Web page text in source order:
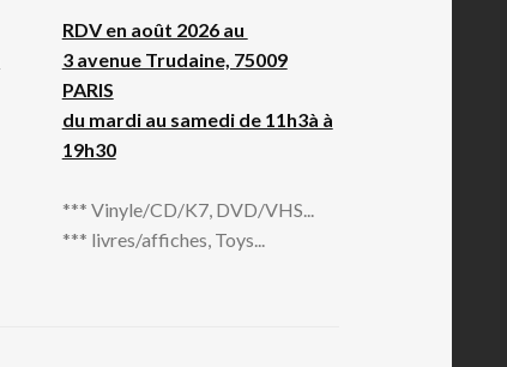
RDV en août 2026 au
3 avenue Trudaine, 75009
PARIS
du mardi au samedi de 11h3à à
19h30
*** Vinyle/CD/K7, DVD/VHS...
*** livres/affiches, Toys...